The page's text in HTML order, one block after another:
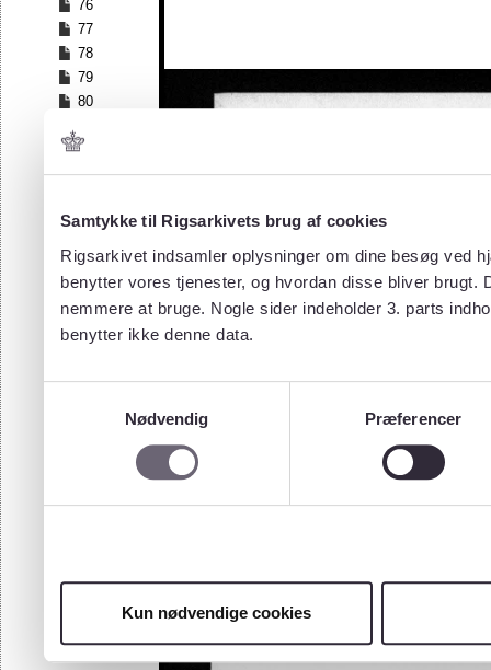
Samtykke til Rigsarkivets brug af cookies
Rigsarkivet indsamler oplysninger om dine besøg ved
benytter vores tjenester, og hvordan disse bliver
nemmere at bruge. Nogle sider indeholder 3. parts
benytter ikke denne data.
Nødvendig
Præferencer
Kun nødvendige cookies
76
77
78
79
80
82
83
85
87
88
89
90
97
100